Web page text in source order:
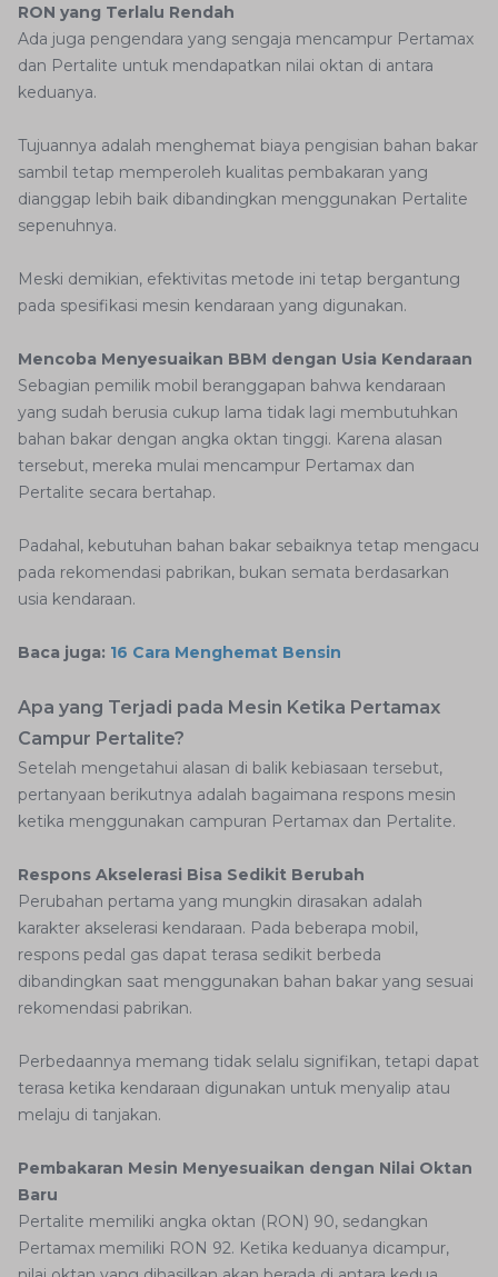
RON yang Terlalu Rendah
Ada juga pengendara yang sengaja mencampur Pertamax
dan Pertalite untuk mendapatkan nilai oktan di antara
keduanya.
Tujuannya adalah menghemat biaya pengisian bahan bakar
sambil tetap memperoleh kualitas pembakaran yang
dianggap lebih baik dibandingkan menggunakan Pertalite
sepenuhnya.
Meski demikian, efektivitas metode ini tetap bergantung
pada spesifikasi mesin kendaraan yang digunakan.
Mencoba Menyesuaikan BBM dengan Usia Kendaraan
Sebagian pemilik mobil beranggapan bahwa kendaraan
yang sudah berusia cukup lama tidak lagi membutuhkan
bahan bakar dengan angka oktan tinggi. Karena alasan
tersebut, mereka mulai mencampur Pertamax dan
Pertalite secara bertahap.
Padahal, kebutuhan bahan bakar sebaiknya tetap mengacu
pada rekomendasi pabrikan, bukan semata berdasarkan
usia kendaraan.
Baca juga: 16 Cara Menghemat Bensin
Apa yang Terjadi pada Mesin Ketika Pertamax
Campur Pertalite?
Setelah mengetahui alasan di balik kebiasaan tersebut,
pertanyaan berikutnya adalah bagaimana respons mesin
ketika menggunakan campuran Pertamax dan Pertalite.
Respons Akselerasi Bisa Sedikit Berubah
Perubahan pertama yang mungkin dirasakan adalah
karakter akselerasi kendaraan. Pada beberapa mobil,
respons pedal gas dapat terasa sedikit berbeda
dibandingkan saat menggunakan bahan bakar yang sesuai
rekomendasi pabrikan.
Perbedaannya memang tidak selalu signifikan, tetapi dapat
terasa ketika kendaraan digunakan untuk menyalip atau
melaju di tanjakan.
Pembakaran Mesin Menyesuaikan dengan Nilai Oktan
Baru
Pertalite memiliki angka oktan (RON) 90, sedangkan
Pertamax memiliki RON 92. Ketika keduanya dicampur,